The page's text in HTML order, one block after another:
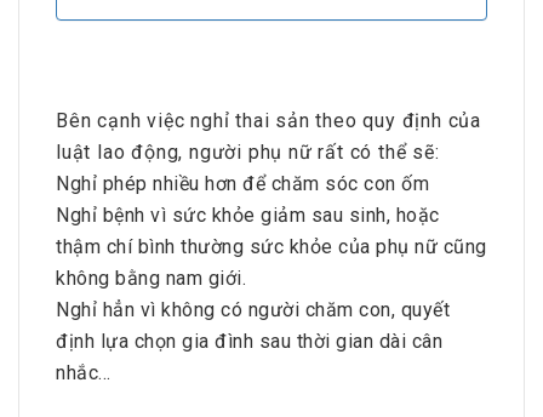
Bên cạnh việc nghỉ thai sản theo quy định của
luật lao động, người phụ nữ rất có thể sẽ:
Nghỉ phép nhiều hơn để chăm sóc con ốm
Nghỉ bệnh vì sức khỏe giảm sau sinh, hoặc
thậm chí bình thường sức khỏe của phụ nữ cũng
không bằng nam giới.
Nghỉ hẳn vì không có người chăm con, quyết
định lựa chọn gia đình sau thời gian dài cân
nhắc…